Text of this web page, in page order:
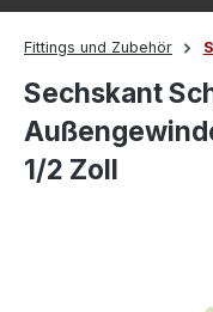
Fittings und Zubehör
Sechskant
1/2 Zoll